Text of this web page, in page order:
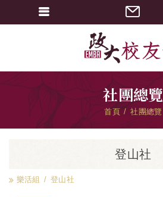
社團總覽
首頁 社團總覽
登山社
樂活組 登山社